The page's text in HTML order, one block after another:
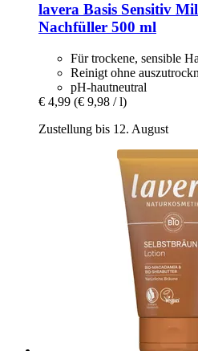
lavera Basis Sensitiv
Nachfüller 500 ml
Für trockene, sensible
Reinigt ohne
pH-hautneutral
€ 4,99 (€ 9,98 / l)
Zustellung bis 12. August